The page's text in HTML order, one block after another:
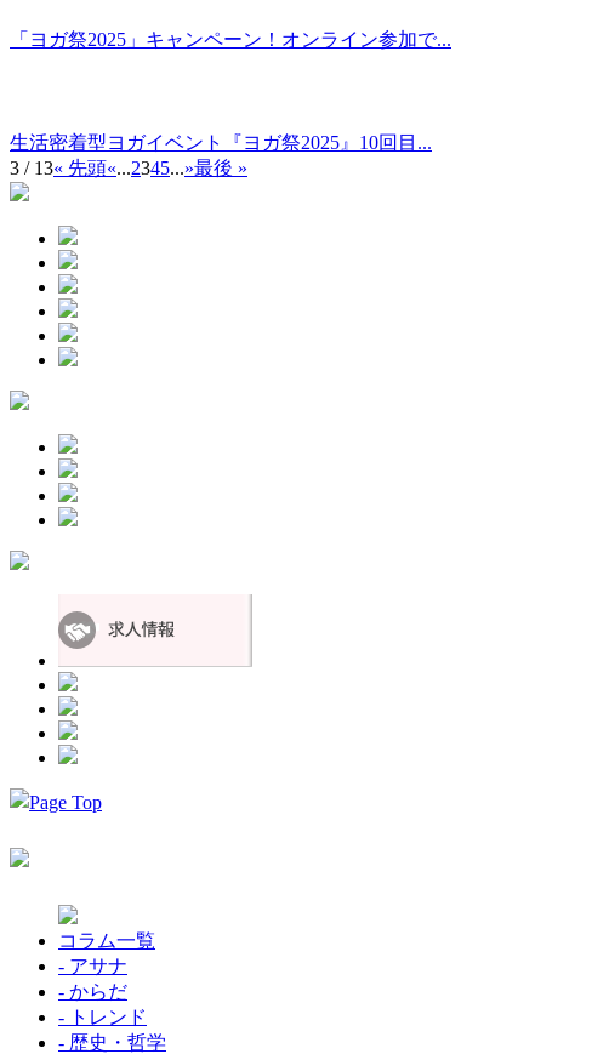
「ヨガ祭2025」キャンペーン！オンライン参加で...
生活密着型ヨガイベント『ヨガ祭2025』10回目...
3 / 13« 先頭«...2345...»最後 »
コラム一覧
- アサナ
- からだ
- トレンド
- 歴史・哲学